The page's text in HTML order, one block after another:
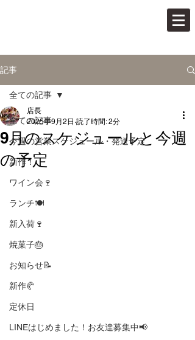
記事
全ての記事
今週の営業スケジュール・発送予定
新作！
ワイン会🍷
ランチ🍽
新入荷🍷
焼菓子🎂
お知らせ📝
新作🥐
定休日
LINEはじめました！お友達募集中📢
全ての記事
9月のスケジュールと今週
の予定
店長
2025年9月2日 読了時間: 2分